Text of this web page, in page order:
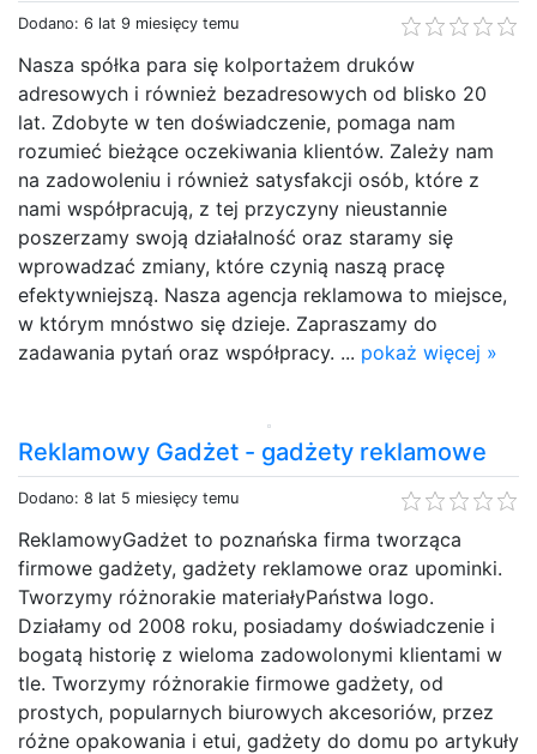
Dodano: 6 lat 9 miesięcy temu
Nasza spółka para się kolportażem druków
adresowych i również bezadresowych od blisko 20
lat. Zdobyte w ten doświadczenie, pomaga nam
rozumieć bieżące oczekiwania klientów. Zależy nam
na zadowoleniu i również satysfakcji osób, które z
nami współpracują, z tej przyczyny nieustannie
poszerzamy swoją działalność oraz staramy się
wprowadzać zmiany, które czynią naszą pracę
efektywniejszą. Nasza agencja reklamowa to miejsce,
w którym mnóstwo się dzieje. Zapraszamy do
zadawania pytań oraz współpracy. ... pokaż więcej »
Reklamowy Gadżet - gadżety reklamowe
Dodano: 8 lat 5 miesięcy temu
ReklamowyGadżet to poznańska firma tworząca
firmowe gadżety, gadżety reklamowe oraz upominki.
Tworzymy różnorakie materiałyPaństwa logo.
Działamy od 2008 roku, posiadamy doświadczenie i
bogatą historię z wieloma zadowolonymi klientami w
tle. Tworzymy różnorakie firmowe gadżety, od
prostych, popularnych biurowych akcesoriów, przez
różne opakowania i etui, gadżety do domu po artykuły